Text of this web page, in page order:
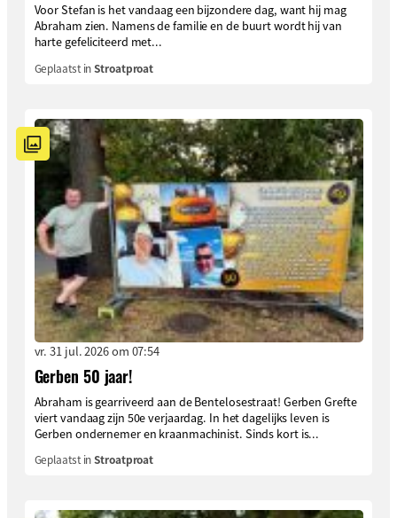
Voor Stefan is het vandaag een bijzondere dag, want hij mag
Abraham zien. Namens de familie en de buurt wordt hij van
harte gefeliciteerd met...
Geplaatst inStroatproat
vr. 31 jul. 2026 om 07:54
Gerben 50 jaar!
Abraham is gearriveerd aan de Bentelosestraat! Gerben Grefte
viert vandaag zijn 50e verjaardag. In het dagelijks leven is
Gerben ondernemer en kraanmachinist. Sinds kort is...
Geplaatst inStroatproat